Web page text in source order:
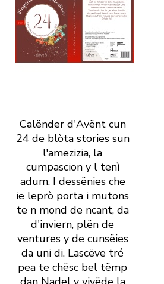
Calënder d'Avënt cun
24 de blòta stories sun
l'amezizia, la
cumpascion y l tenì
adum. I dessënies che
ie leprò porta i mutons
te n mond de ncant, da
d'inviern, plën de
ventures y de cunsëies
da uni di. Lascëve tré
pea te chësc bel tëmp